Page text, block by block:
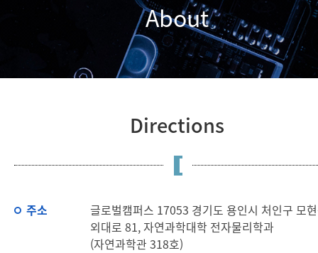
About
Directions
주소
글로벌캠퍼스 17053 경기도 용인시 처인구 모
외대로 81, 자연과학대학 전자물리학과
(자연과학관 318호)